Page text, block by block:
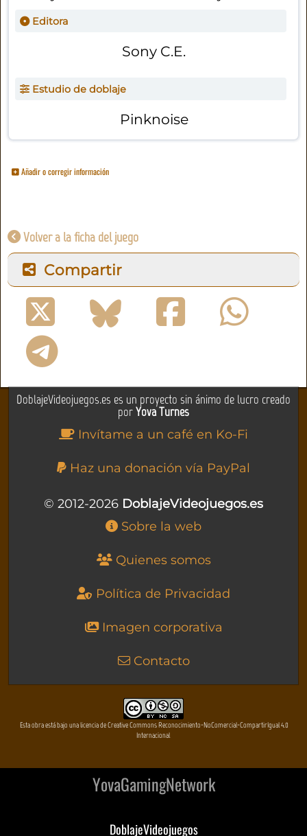
Editora
Sony C.E.
Estudio de doblaje
Pinknoise
Añadir o corregir información
Volver a la ficha del juego
Compartir
DoblajeVideojuegos.es es un proyecto sin ánimo de lucro creado
porYova Turnes
Invítame a un café en Ko-Fi
Haz una donación vía PayPal
© 2012-2026 DoblajeVideojuegos.es
Sobre la web
Quienes somos
Política de Privacidad
Imagen corporativa
Contacto
Esta obra está bajo una licencia de Creative Commons Reconocimiento-NoComercial-CompartirIgual 4.0
Internacional
YovaGamingNetwork
DoblajeVideojuegos